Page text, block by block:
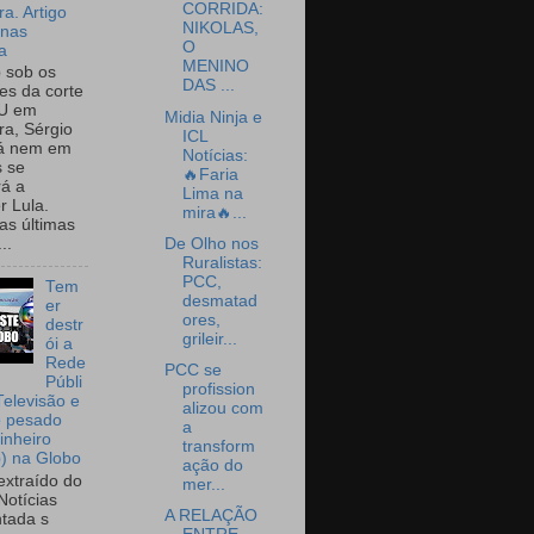
Artigo
sob os
da corte
em
Sérgio
nem em
se
a
Lula.
últimas
Tem
er
destr
ói a
Rede
Públi
e
pesado
na Globo
do
s
CORRIDA:
NIKOLAS,
O
MENINO
DAS ...
Midia Ninja e
ICL
Notícias:
🔥Faria
Lima na
mira🔥...
De Olho nos
Ruralistas:
PCC,
desmatad
ores,
grileir...
PCC se
profission
alizou com
a
transform
ação do
mer...
A RELAÇÃO